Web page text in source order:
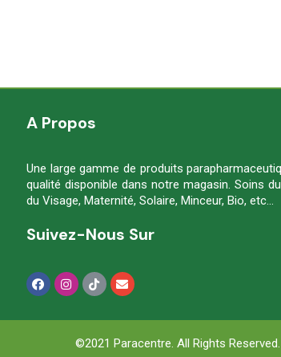
A Propos
Une large gamme de produits
qualité disponible dans notre magasin. Soins
du Visage, Maternité, Solaire, Minceur, Bio, etc…
Suivez-Nous Sur
©2021 Paracentre. All Rights